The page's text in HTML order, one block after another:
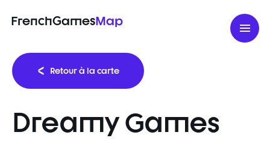
FrenchGamesMap
Retour à la carte
Dreamy Games